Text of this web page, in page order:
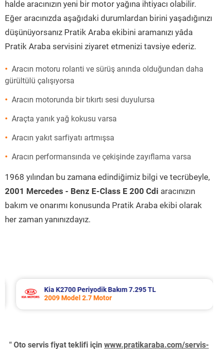
halde aracınızın yeni bir motor yağına ihtiyacı olabilir.
Eğer aracınızda aşağıdaki durumlardan birini yaşadığınızı
düşünüyorsanız Pratik Araba ekibini aramanızı yâda
Pratik Araba servisini ziyaret etmenizi tavsiye ederiz.
Aracın motoru rolanti ve sürüş anında olduğundan daha
gürültülü çalışıyorsa
Aracın motorunda bir tıkırtı sesi duyulursa
Araçta yanık yağ kokusu varsa
Aracın yakıt sarfiyatı artmışsa
Aracın performansında ve çekişinde zayıflama varsa
1968 yılından bu zamana edindiğimiz bilgi ve tecrübeyle,
2001 Mercedes - Benz E-Class E 200 Cdi aracınızın
bakım ve onarımı konusunda Pratik Araba ekibi olarak
her zaman yanınızdayız.
Kia K2700 Periyodik Bakım 7.295 TL
2009 Model 2.7 Motor
" Oto servis fiyat teklifi için www.pratikaraba.com/servis-